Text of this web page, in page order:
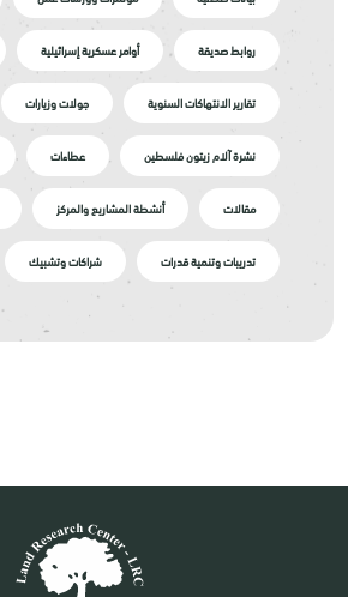
روابط صديقة أوامر عسكرية إسرائيلية
تقارير الانتهاكات السنوية جولات وزيارات
نشرة آلام زيتون فلسطين عطاءات
مقالات أنشطة المشاريع والمركز
تدريبات وتنمية قدرات شراكات وتشبيك